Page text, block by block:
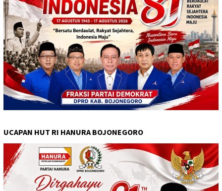
UCAPAN HUT RI HANURA BOJONEGORO